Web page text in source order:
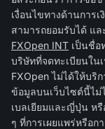
เงื่อนไขทางด้านการ
สามารถยอมรับได้ แล
FXOpen INT เป็นชื่อ
บริษัทที่จดทะเบียนใน
FXOpen ไม่ได้ให้บริ
ข้อมูลบนเว็บไซต์นี้ไม่
เบลเยียมและญี่ปุ่น ห
ๆ ที่การเผยแพร่หรือ